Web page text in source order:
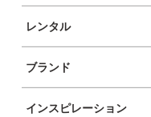
レンタル
ブランド
インスピレーション